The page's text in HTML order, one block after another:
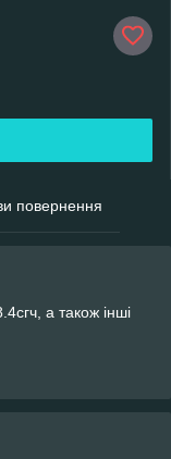
повернення
а також інші